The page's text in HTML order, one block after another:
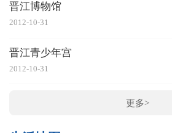
晋江博物馆
2012-10-31
晋江青少年宫
2012-10-31
更多>